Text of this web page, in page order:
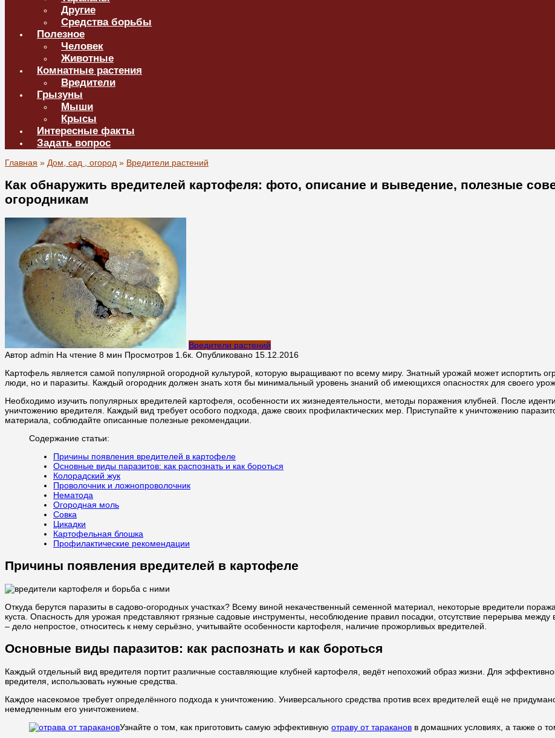
Другие
Средства борьбы
Полезное
Человек
Животные
Комнатные растения
Вредители
Грызуны
Мыши
Крысы
Интересные факты
Задать вопрос
Главная » Дом, сад , огород » Вредители растений
Как обнаружить вредителей картофеля: фото, описание и выведение, полезные
огородникам
Вредители растений
Автор admin На чтение 8 мин Просмотров 1.6к. Опубликовано 15.12.2016
Картофель является самой популярной огородной культурой, которую выращивают по всему миру. Знатный урожай может испортить
люди, но и паразиты. Каждый огородник должен знать хотя бы минимальный уровень знаний об имеющихся опасностях для своего
Необходимо изучить популярных вредителей картофеля, особенности их жизнедеятельности, методы поражения клубней. После
уничтожению вредителя. Каждый вид требует особого подхода, даже своих профилактических мер. Приступайте к уничтожению
материала, соблюдайте описанные полезные рекомендации.
Содержание статьи:
Причины появления вредителей в картофеле
Основные виды паразитов: как распознать и как бороться
Колорадский жук
Проволочник и ложнопроволочник
Нематода
Огородная моль
Совка
Цикадки
Картофельная блошка
Профилактические рекомендации
Причины появления вредителей в картофеле
Откуда берутся паразиты в садово-огородных участках? Всему виной некачественный семенной материал, некоторые вредители
куста. Опасность для урожая представляют грязные садовые инструменты, несоблюдение правил посадки, отсутствие перерыва
– дело непростое, относитесь к нему серьёзно, учитывайте особенности картофеля, наличие прожорливых вредителей.
Основные виды паразитов: как распознать и как бороться
Каждый отдельный вид вредителя портит различные составляющие клубней картофеля, ведёт непохожий образ жизни. Для
вредителя, использовать нужные средства.
Каждое насекомое требует определённого подхода к уничтожению. Универсального средства против всех вредителей ещё не
немедленным его уничтожением.
Узнайте о том, как приготовить самую эффективную отраву от тараканов в домашних условиях, а также о